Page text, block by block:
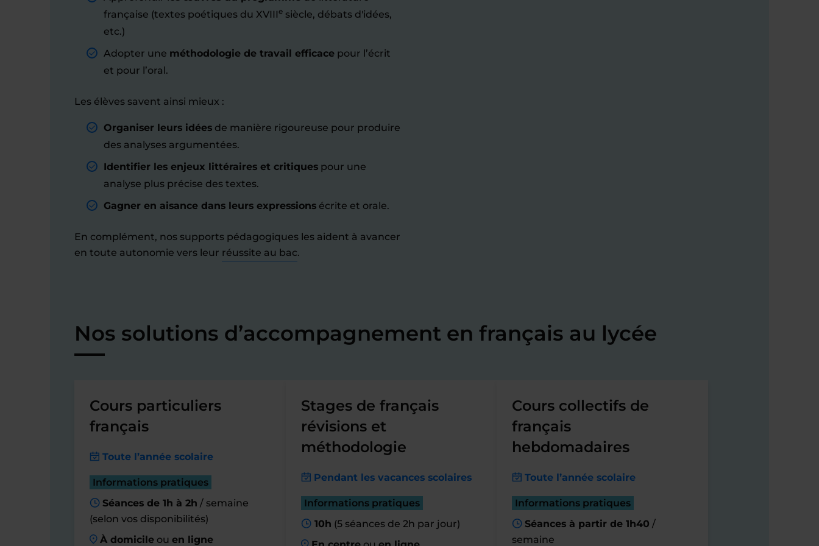
française (textes poétiques du XVIIIe siècle, débats d'idées,
etc.)
Adopter une méthodologie de travail efficace pour l’écrit
et pour l’oral.
Les élèves savent ainsi mieux :
Organiser leurs idées de manière rigoureuse pour produire
des analyses argumentées.
Identifier les enjeux littéraires et critiques pour une
analyse plus précise des textes.
Gagner en aisance dans leurs expressions écrite et orale.
En complément, nos supports pédagogiques les aident à avancer
en toute autonomie vers leur réussite au bac.
Nos solutions d’accompagnement en français au lycée
Cours particuliers
français
Toute l’année scolaire
Informations pratiques
Séances de 1h à 2h / semaine
(selon vos disponibilités)
À domicileou en ligne
Stages de français
révisions et
méthodologie
Pendant les vacances scolaires
Informations pratiques
10h (5 séances de 2h par jour)
Cours collectifs de
français
hebdomadaires
Toute l’année scolaire
Informations pratiques
Séances à partir de 1h40 /
semaine